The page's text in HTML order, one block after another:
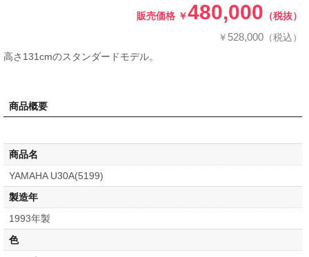
販売価格 ￥480,000 （税抜）
￥ 528,000 （税込）
高さ131cmのスタンダードモデル。
商品概要
商品名
YAMAHA U30A(5199)
製造年
1993年製
色